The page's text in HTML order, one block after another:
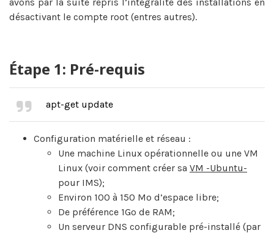
désactivant le compte root (entres autres).
Étape 1: Pré-requis
apt-get update
Configuration matérielle et réseau :
Une machine Linux opérationnelle ou une VM
Linux (voir comment créer sa VM -Ubuntu-
pour IMS);
Environ 100 à 150 Mo d’espace libre;
De préférence 1Go de RAM;
Un serveur DNS configurable pré-installé (par